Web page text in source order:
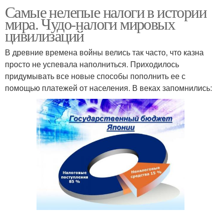
Самые нелепые налоги в истории
мира. Чудо-налоги мировых
цивилизаций
В древние времена войны велись так часто, что казна
просто не успевала наполниться. Приходилось
придумывать все новые способы пополнить ее с
помощью платежей от населения. В веках запомнились: